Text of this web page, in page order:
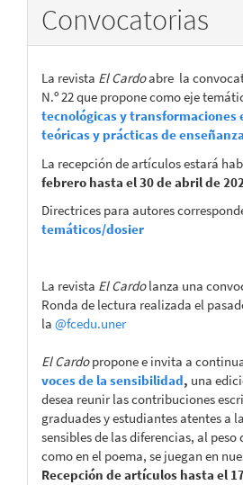
Convocatorias
La revista El Cardoabre la
N.º 22 que propone como eje
tecnológicas y transformaciones
teóricas y prácticas de
La recepción de artículos estará
febrero hasta el 30 de abril de
Directrices para autores
temáticos/dosier
La revista El Cardolanza una
Ronda de lectura realizada el
la @fcedu.uner
El Cardopropone e invita a
voces de la sensibilidad, una
desea reunir las contribuciones
graduades y estudiantes atentes a
sensibles de las diferencias, al peso
como en el poema, se juegan en
Recepción de artículos hasta el